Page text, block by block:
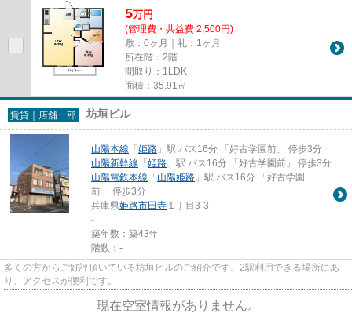
5万円
(管理費・共益費 2,500円)
敷：0ヶ月｜礼：1ヶ月
所在階：2階
間取り：1LDK
面積：35.91㎡
賃貸｜店舗一部 坊垣ビル
山陽本線 「姫路 」駅 バス16分 「好古学園前」 停歩3分
山陽新幹線 「姫路 」駅 バス16分 「好古学園前」 停歩3分
山陽電鉄本線 「山陽姫路 」駅 バス16分 「好古学園
前」 停歩3分
兵庫県姫路市田寺 １丁目3-3
-
築年数：築43年
階数：-
多くの方からご好評頂いている坊垣ビルのご紹介です。2駅利用できる場所にあ
り、アクセスが便利です。
現在空室情報がありません。